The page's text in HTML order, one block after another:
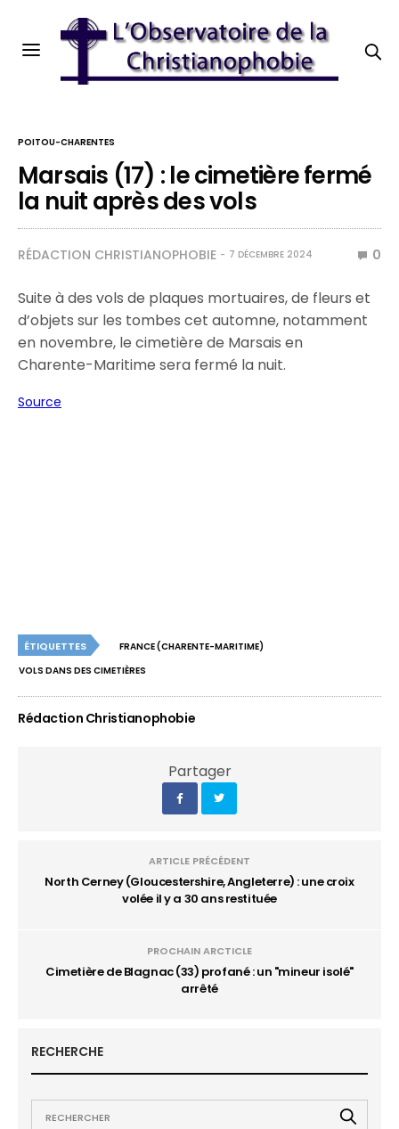
POITOU-CHARENTES
Marsais (17) : le cimetière fermé
la nuit après des vols
RÉDACTION CHRISTIANOPHOBIE 7 DÉCEMBRE 2024 0
Suite à des vols de plaques mortuaires, de fleurs et
d’objets sur les tombes cet automne, notamment
en novembre, le cimetière de Marsais en
Charente-Maritime sera fermé la nuit.
Source
ÉTIQUETTES
FRANCE (CHARENTE-MARITIME)
VOLS DANS DES CIMETIÈRES
Rédaction Christianophobie
Partager
ARTICLE PRÉCÉDENT
North Cerney (Gloucestershire, Angleterre) : une croix
volée il y a 30 ans restituée
PROCHAIN ARCTICLE
Cimetière de Blagnac (33) profané : un "mineur isolé"
arrêté
RECHERCHE